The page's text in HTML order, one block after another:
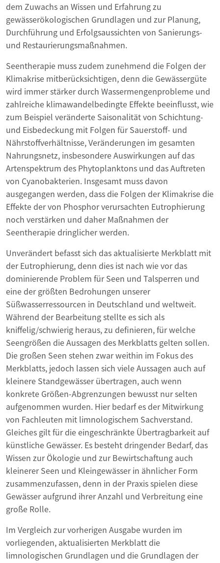
dem Zuwachs an Wissen und Erfahrung zu
gewässerökologischen Grundlagen und zur Planung,
Durchführung und Erfolgsaussichten von Sanierungs-
und Restaurierungsmaßnahmen.
Seentherapie muss zudem zunehmend die Folgen der
Klimakrise mitberücksichtigen, denn die Gewässergüte
wird immer stärker durch Wassermengenprobleme und
zahlreiche klimawandelbedingte Effekte beeinflusst, wie
zum Beispiel veränderte Saisonalität von Schichtung-
und Eisbedeckung mit Folgen für Sauerstoff- und
Nährstoffverhältnisse, Veränderungen im gesamten
Nahrungsnetz, insbesondere Auswirkungen auf das
Artenspektrum des Phytoplanktons und das Auftreten
von Cyanobakterien. Insgesamt muss davon
ausgegangen werden, dass die Folgen der Klimakrise die
Effekte der von Phosphor verursachten Eutrophierung
noch verstärken und daher Maßnahmen der
Seentherapie dringlicher werden.
Unverändert befasst sich das aktualisierte Merkblatt mit
der Eutrophierung, denn dies ist nach wie vor das
dominierende Problem für Seen und Talsperren und
eine der größten Bedrohungen unserer
Süßwasserressourcen in Deutschland und weltweit.
Während der Bearbeitung stellte es sich als
kniffelig/schwierig heraus, zu definieren, für welche
Seengrößen die Aussagen des Merkblatts gelten sollen.
Die großen Seen stehen zwar weithin im Fokus des
Merkblatts, jedoch lassen sich viele Aussagen auch auf
kleinere Standgewässer übertragen, auch wenn
konkrete Größen-Abgrenzungen bewusst nur selten
aufgenommen wurden. Hier bedarf es der Mitwirkung
von Fachleuten mit limnologischem Sachverstand.
Gleiches gilt für die eingeschränkte Übertragbarkeit auf
künstliche Gewässer. Es besteht dringender Bedarf, das
Wissen zur Ökologie und zur Bewirtschaftung auch
kleinerer Seen und Kleingewässer in ähnlicher Form
zusammenzufassen, denn in der Praxis spielen diese
Gewässer aufgrund ihrer Anzahl und Verbreitung eine
große Rolle.
Im Vergleich zur vorherigen Ausgabe wurden im
vorliegenden, aktualisierten Merkblatt die
limnologischen Grundlagen und die Grundlagen der